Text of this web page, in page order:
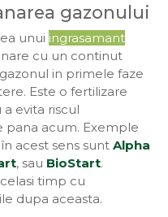
gazonului
unui ingrasamant
cu un continut
in primele faze
Este o fertilizare
evita riscul
acum. Exemple
acest sens sunt Alpha
, sau BioStart.
timp cu
dupa aceasta.